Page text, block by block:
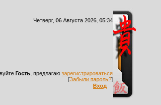
Четверг, 06 Августа 2026, 05:34
Гость , предлагаю зарегистрироваться
[Забыли пароль?]
Вход